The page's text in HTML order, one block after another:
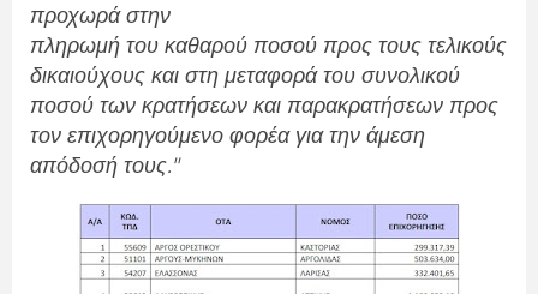
προχωρά στην
πληρωμή του καθαρού ποσού προς τους τελικούς
δικαιούχους και στη μεταφορά του συνολικού
ποσού των κρατήσεων και παρακρατήσεων προς
τον επιχορηγούμενο φορέα για την άμεση
απόδοσή τους."